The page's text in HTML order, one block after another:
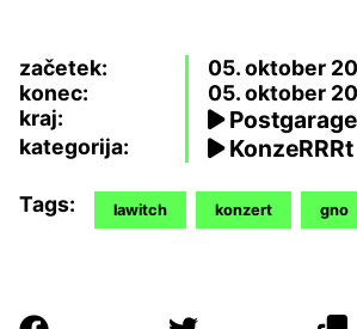
začetek:
05. oktober
konec:
05. oktober
kraj:
Postgarage
kategorija: KonzeRRRt
Tags: lawitch konzert gno